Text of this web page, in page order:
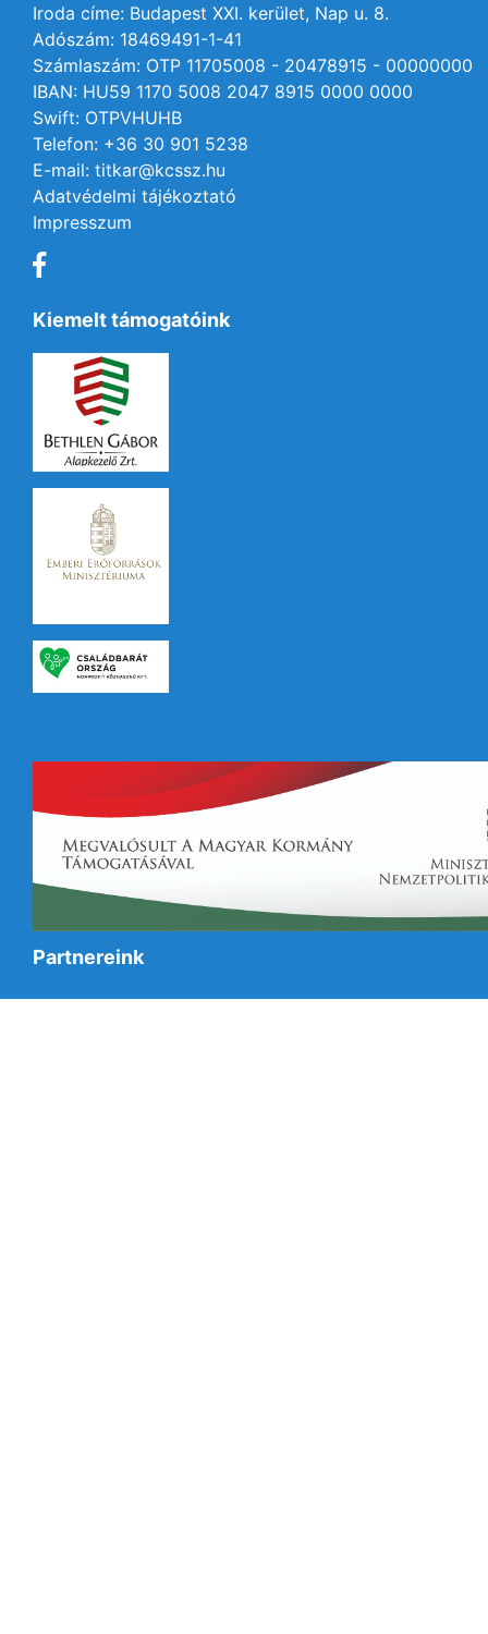
Iroda címe: Budapest XXI. kerület, Nap u. 8.
Adószám: 18469491-1-41
Számlaszám: OTP 11705008 - 20478915 - 00000000
IBAN: HU59 1170 5008 2047 8915 0000 0000
Swift: OTPVHUHB
Telefon: +36 30 901 5238
E-mail: titkar@kcssz.hu
Adatvédelmi tájékoztató
Impresszum
Kiemelt támogatóink
Partnereink